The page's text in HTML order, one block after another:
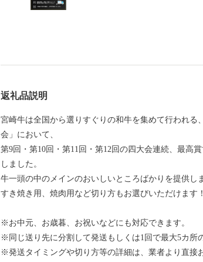
返礼品説明
宮崎牛は全国から選りすぐりの和牛を集めて行われる
会」において、
第9回・第10回・第11回・第12回の四大会連続、最高
しました。
牛一頭の中のメインのおいしいところばかりを提供し
すき焼き用、焼肉用など切り方もお選びいただけます！
※お中元、お歳暮、お祝いなどにも対応できます。
※同じ送り先に分割して発送もしくは1回で最大5カ所
※発送タイミングや切り方等の詳細は、業者より直接